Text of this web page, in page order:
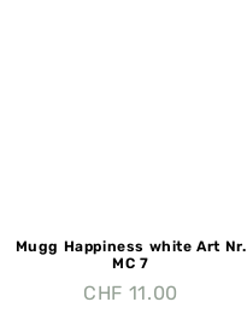
Mugg Happiness white Art Nr.
MC 7
CHF 11.00